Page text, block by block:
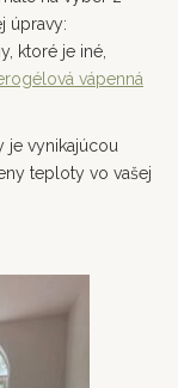
úpravy:
ktoré je iné,
vápenná
je vynikajúcou
teploty vo vašej